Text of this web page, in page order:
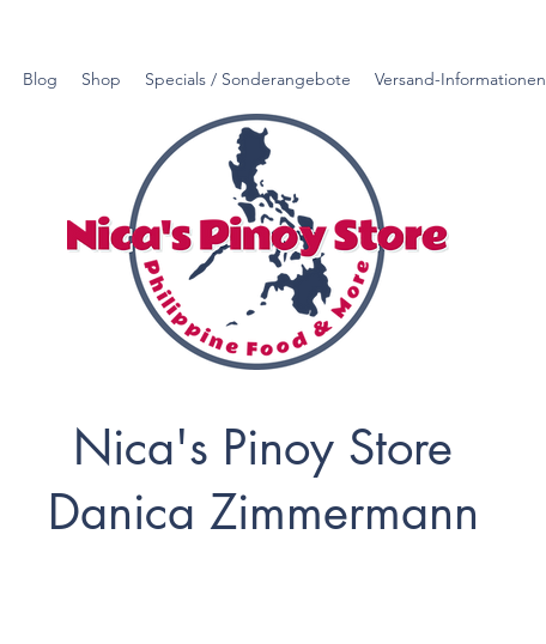
Blog Shop Specials / Sonderangebote Versand-Informationen
Nica's Pinoy Store
Danica Zimmermann